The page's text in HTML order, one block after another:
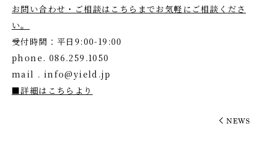
お問い合わせ・ご相談はこちらまでお気軽にご相談くださ
い。
受付時間：平日9:00-19:00
phone. 086.259.1050
mail . info@yield.jp
■詳細はこちらより
NEWS